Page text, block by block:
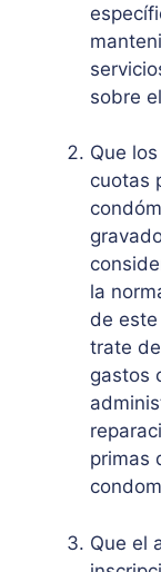
sobre
Que
cuotas
la
de
trate
gastos
primas
Que el